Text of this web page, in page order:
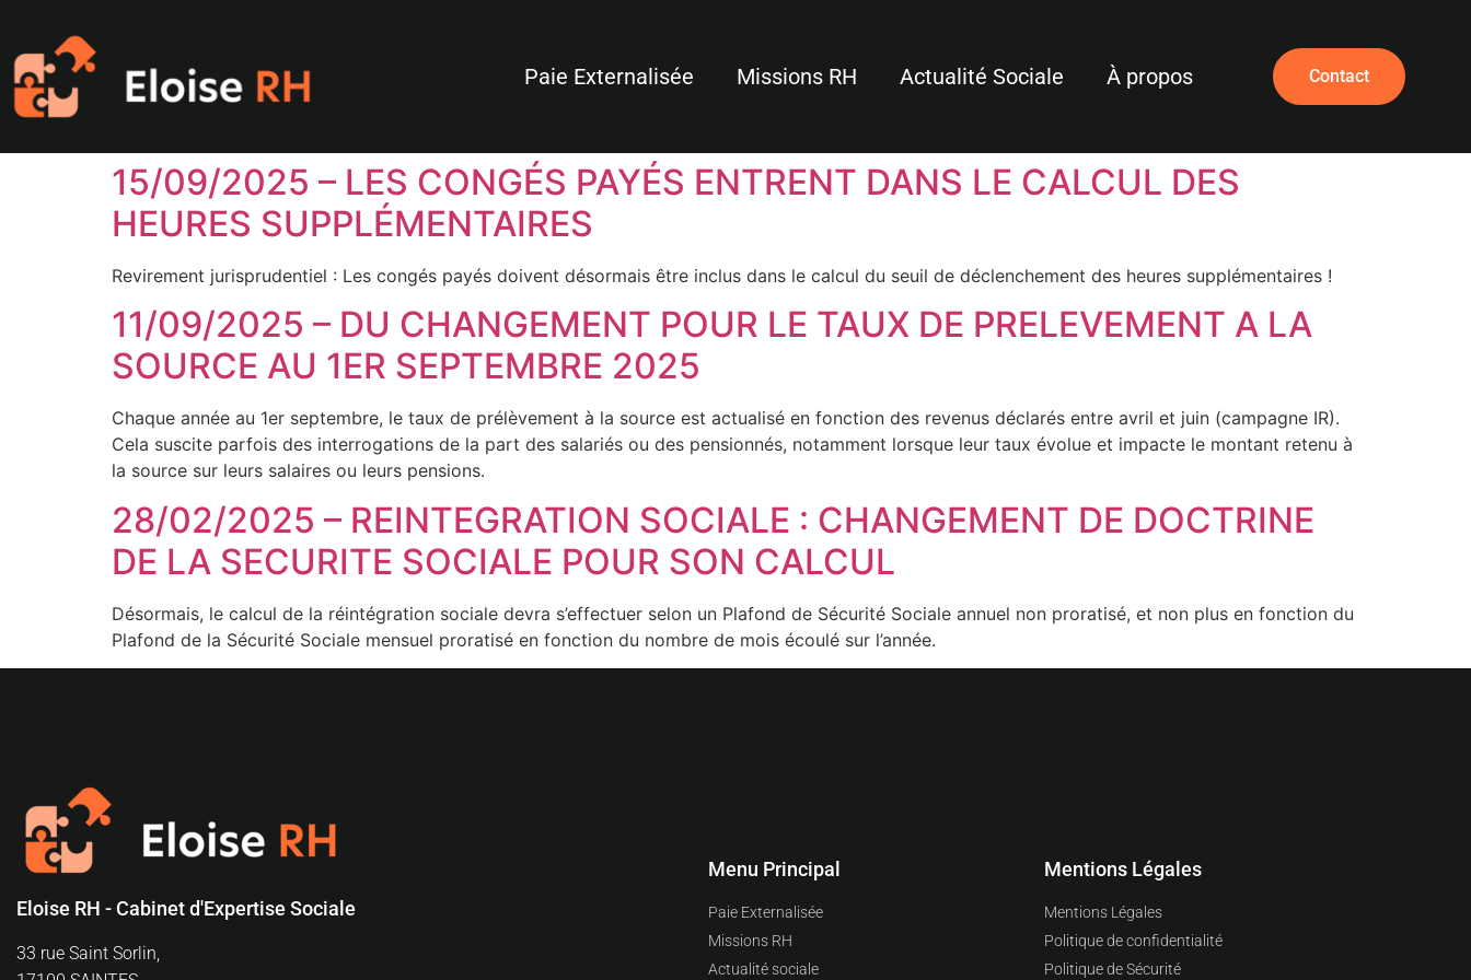
Paie Externalisée Missions RH Actualité Sociale À propos Contact
15/09/2025 – LES CONGÉS PAYÉS ENTRENT DANS LE CALCUL DES
HEURES SUPPLÉMENTAIRES
Revirement jurisprudentiel : Les congés payés doivent désormais être inclus dans le calcul du seuil de déclenchement des heures supplémentaires !
11/09/2025 – DU CHANGEMENT POUR LE TAUX DE PRELEVEMENT A LA
SOURCE AU 1ER SEPTEMBRE 2025
Chaque année au 1er septembre, le taux de prélèvement à la source est actualisé en fonction des revenus déclarés entre avril et juin (campagne IR).
Cela suscite parfois des interrogations de la part des salariés ou des pensionnés, notamment lorsque leur taux évolue et impacte le montant retenu à
la source sur leurs salaires ou leurs pensions.
28/02/2025 – REINTEGRATION SOCIALE : CHANGEMENT DE DOCTRINE
DE LA SECURITE SOCIALE POUR SON CALCUL
Désormais, le calcul de la réintégration sociale devra s’effectuer selon un Plafond de Sécurité Sociale annuel non proratisé, et non plus en fonction du
Plafond de la Sécurité Sociale mensuel proratisé en fonction du nombre de mois écoulé sur l’année.
Eloise RH - Cabinet d'Expertise Sociale
33 rue Saint Sorlin,
Menu Principal
Paie Externalisée
Missions RH
Actualité sociale
Mentions Légales
Mentions Légales
Politique de confidentialité
Politique de Sécurité